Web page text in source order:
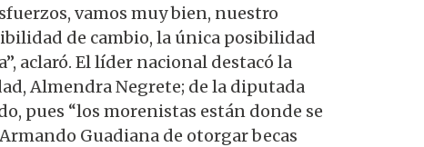
vamos muy bien, nuestro
de cambio, la única posibilidad
aclaró. El líder nacional destacó la
Almendra Negrete; de la diputada
pues “los morenistas están donde se
Guadiana de otorgar becas